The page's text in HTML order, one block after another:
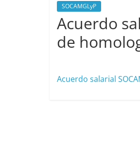
SOCAMGLyP
Acuerdo
de
Acuerdo salarial